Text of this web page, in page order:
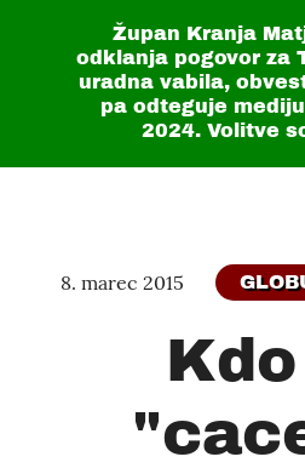
Župan Kranja
odklanja pogovor za
uradna vabila,
pa odteguje
2024. Volitve
8. marec 2015